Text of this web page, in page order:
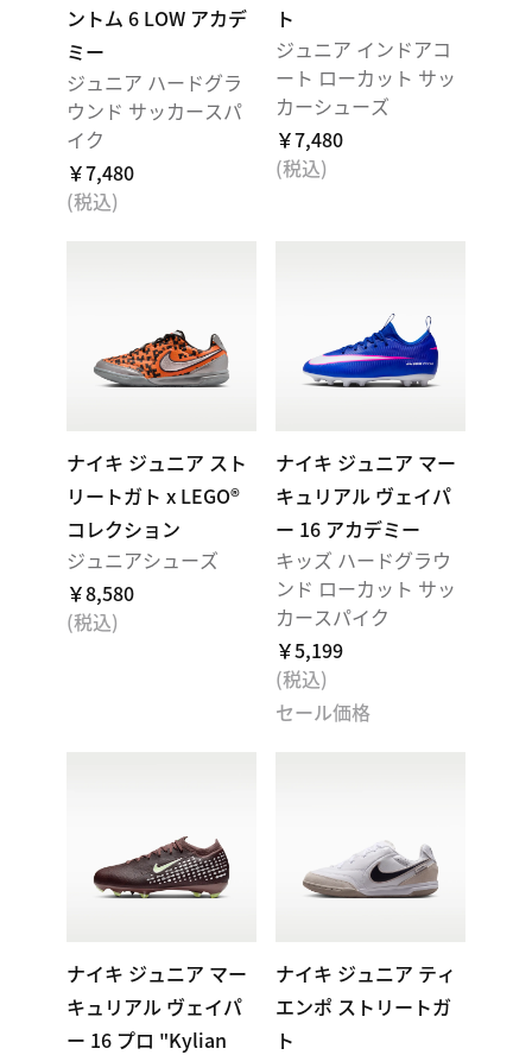
ントム 6 LOW アカデ
ミー
ジュニア ハードグラ
ウンド サッカースパ
イク
￥7,480
(税込)
ト
ジュニア インドアコ
ート ローカット サッ
カーシューズ
￥7,480
(税込)
ナイキ ジュニア スト
リートガト x LEGO®
コレクション
ジュニアシューズ
￥8,580
(税込)
ナイキ ジュニア マー
キュリアル ヴェイパ
ー 16 アカデミー
キッズ ハードグラウ
ンド ローカット サッ
カースパイク
￥5,199
(税込)
セール価格
ナイキ ジュニア マー
キュリアル ヴェイパ
ー 16 プロ "Kylian
ナイキ ジュニア ティ
エンポ ストリートガ
ト